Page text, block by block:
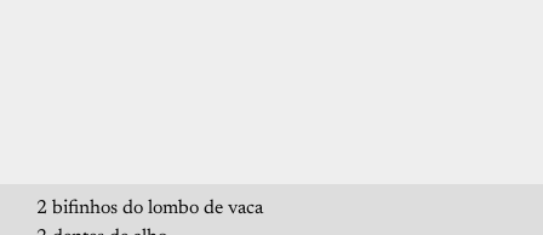
2 bifinhos do lombo de vaca